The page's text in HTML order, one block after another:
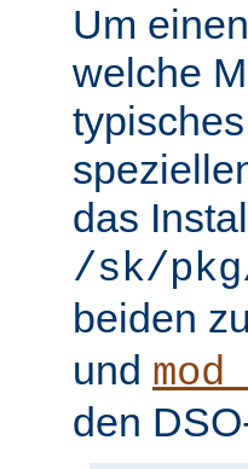
Um
welche
das
/sk/
beiden
und
den